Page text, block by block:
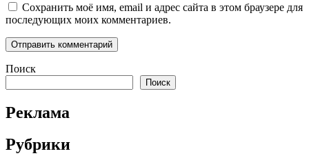
Сохранить моё имя, email и адрес сайта в этом браузере для
последующих моих комментариев.
Поиск
Поиск
Реклама
Рубрики